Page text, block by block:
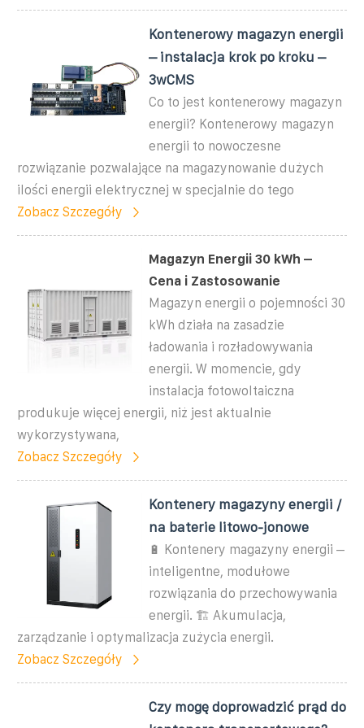
Kontenerowy magazyn energii
– instalacja krok po kroku –
3wCMS
Co to jest kontenerowy magazyn
energii? Kontenerowy magazyn
energii to nowoczesne
rozwiązanie pozwalające na magazynowanie dużych
ilości energii elektrycznej w specjalnie do tego
Zobacz Szczegóły
Magazyn Energii 30 kWh –
Cena i Zastosowanie
Magazyn energii o pojemności 30
kWh działa na zasadzie
ładowania i rozładowywania
energii. W momencie, gdy
instalacja fotowoltaiczna
produkuje więcej energii, niż jest aktualnie
wykorzystywana,
Zobacz Szczegóły
Kontenery magazyny energii /
na baterie litowo-jonowe
🔋 Kontenery magazyny energii –
inteligentne, modułowe
rozwiązania do przechowywania
energii. 🏗️ Akumulacja,
zarządzanie i optymalizacja zużycia energii.
Zobacz Szczegóły
Czy mogę doprowadzić prąd do